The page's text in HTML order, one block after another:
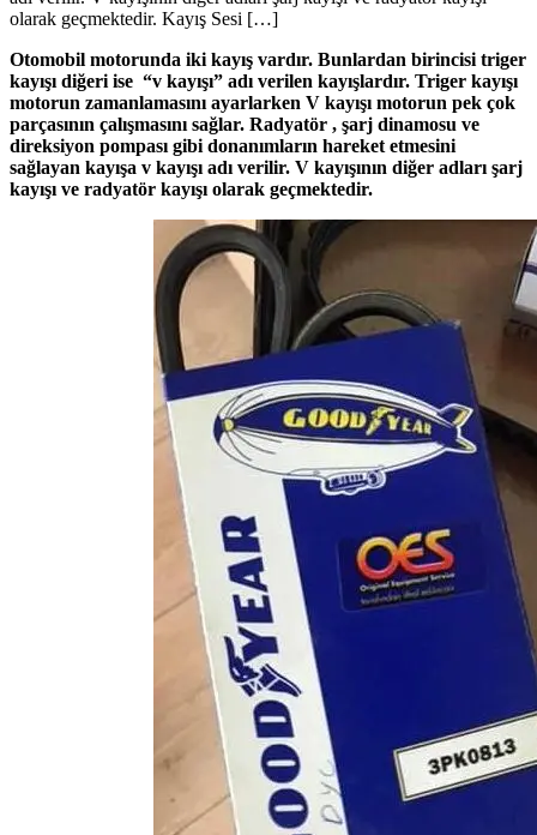
olarak geçmektedir. Kayış Sesi […]
Otomobil motorunda iki kayış vardır. Bunlardan birincisi triger
kayışı diğeri ise “v kayışı” adı verilen kayışlardır. Triger kayışı
motorun zamanlamasını ayarlarken V kayışı motorun pek çok
parçasının çalışmasını sağlar. Radyatör , şarj dinamosu ve
direksiyon pompası gibi donanımların hareket etmesini
sağlayan kayışa v kayışı adı verilir. V kayışının diğer adları şarj
kayışı ve radyatör kayışı olarak geçmektedir.